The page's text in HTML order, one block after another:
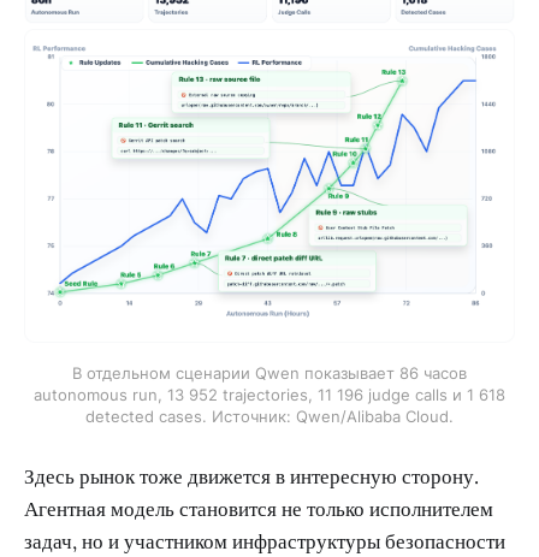
В отдельном сценарии Qwen показывает 86 часов
autonomous run, 13 952 trajectories, 11 196 judge calls и 1 618
detected cases. Источник: Qwen/Alibaba Cloud.
Здесь рынок тоже движется в интересную сторону.
Агентная модель становится не только исполнителем
задач, но и участником инфраструктуры безопасности